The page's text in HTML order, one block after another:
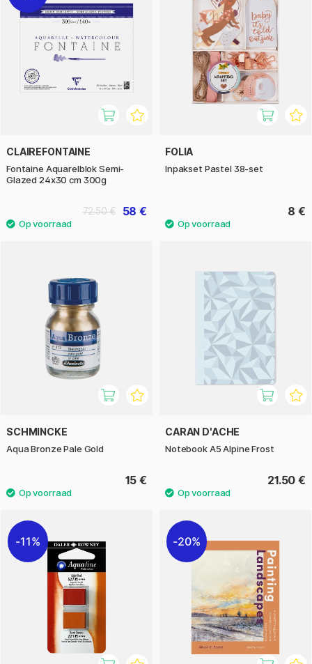
CLAIREFONTAINE
Fontaine Aquarelblok Semi-
Glazed 24x30 cm 300g
58 €
72.50 €
FOLIA
Inpakset Pastel 38-set
8 €
SCHMINCKE
Aqua Bronze Pale Gold
15 €
CARAN D'ACHE
Notebook A5 Alpine Frost
21.50 €
11% 20%